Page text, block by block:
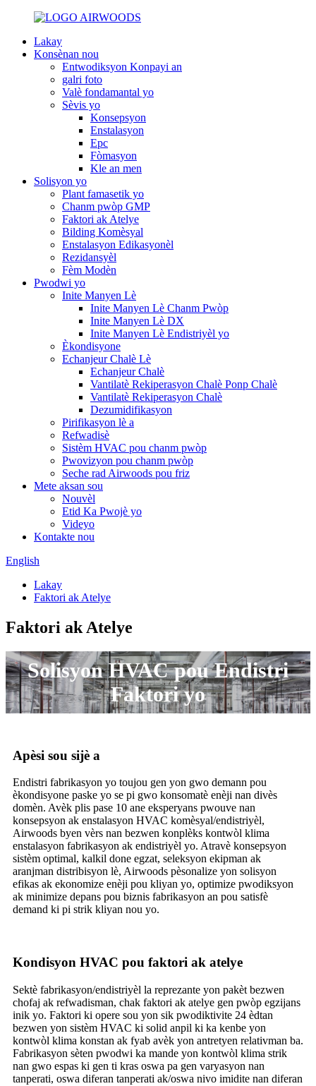
Lakay
Konsènan nou
Entwodiksyon Konpayi an
galri foto
Valè fondamantal yo
Sèvis yo
Konsepsyon
Enstalasyon
Epc
Fòmasyon
Kle an men
Solisyon yo
Plant famasetik yo
Chanm pwòp GMP
Faktori ak Atelye
Bilding Komèsyal
Enstalasyon Edikasyonèl
Rezidansyèl
Fèm Modèn
Pwodwi yo
Inite Manyen Lè
Inite Manyen Lè Chanm Pwòp
Inite Manyen Lè DX
Inite Manyen Lè Endistriyèl yo
Èkondisyone
Echanjeur Chalè Lè
Echanjeur Chalè
Vantilatè Rekiperasyon Chalè Ponp Chalè
Vantilatè Rekiperasyon Chalè
Dezumidifikasyon
Pirifikasyon lè a
Refwadisè
Sistèm HVAC pou chanm pwòp
Pwovizyon pou chanm pwòp
Seche rad Airwoods pou friz
Mete aksan sou
Nouvèl
Etid Ka Pwojè yo
Videyo
Kontakte nou
English
Lakay
Faktori ak Atelye
Faktori ak Atelye
Solisyon HVAC pou Endistri
Faktori yo
Apèsi sou sijè a
Endistri fabrikasyon yo toujou gen yon gwo demann pou
èkondisyone paske yo se pi gwo konsomatè enèji nan divès
domèn. Avèk plis pase 10 ane eksperyans pwouve nan
konsepsyon ak enstalasyon HVAC komèsyal/endistriyèl,
Airwoods byen vèrs nan bezwen konplèks kontwòl klima
enstalasyon fabrikasyon ak endistriyèl yo. Atravè konsepsyon
sistèm optimal, kalkil done egzat, seleksyon ekipman ak
aranjman distribisyon lè, Airwoods pèsonalize yon solisyon
efikas ak ekonomize enèji pou kliyan yo, optimize pwodiksyon
ak minimize depans pou biznis fabrikasyon an pou satisfè
demand ki pi strik kliyan nou yo.
Kondisyon HVAC pou faktori ak atelye
Sektè fabrikasyon/endistriyèl la reprezante yon pakèt bezwen
chofaj ak refwadisman, chak faktori ak atelye gen pwòp egzijans
inik yo. Faktori ki opere sou yon sik pwodiktivite 24 èdtan
bezwen yon sistèm HVAC ki solid anpil ki ka kenbe yon
kontwòl klima konstan ak fyab avèk yon antretyen relativman ba.
Fabrikasyon sèten pwodwi ka mande yon kontwòl klima strik
nan gwo espas ki gen ti kras oswa pa gen varyasyon nan
tanperati, oswa diferan tanperati ak/oswa nivo imidite nan diferan